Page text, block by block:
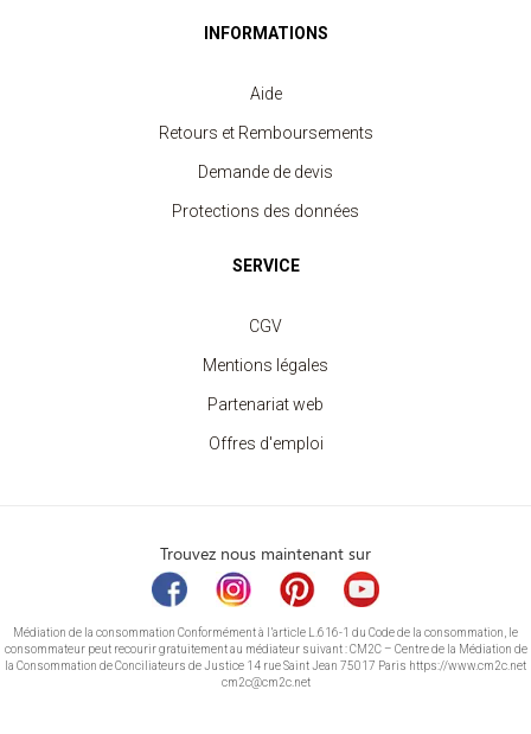
INFORMATIONS
Aide
Retours et Remboursements
Demande de devis
Protections des données
SERVICE
CGV
Mentions légales
Partenariat web
Offres d'emploi
Trouvez nous maintenant sur
Médiation de la consommation Conformément à l’article L.616-1 du Code de la consommation, le
consommateur peut recourir gratuitement au médiateur suivant : CM2C – Centre de la Médiation de
la Consommation de Conciliateurs de Justice 14 rue Saint Jean 75017 Paris https://www.cm2c.net
cm2c@cm2c.net